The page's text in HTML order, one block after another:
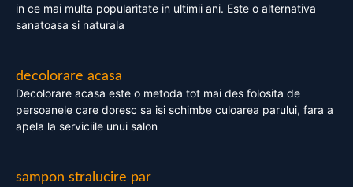
in ce mai multa popularitate in ultimii ani. Este o alternativa
sanatoasa si naturala
decolorare acasa
Decolorare acasa este o metoda tot mai des folosita de
persoanele care doresc sa isi schimbe culoarea parului, fara a
apela la serviciile unui salon
sampon stralucire par